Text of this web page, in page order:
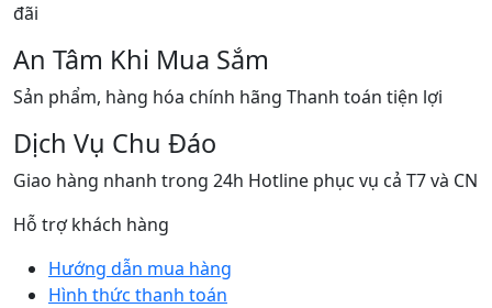
đãi
An Tâm Khi Mua Sắm
Sản phẩm, hàng hóa chính hãng Thanh toán tiện lợi
Dịch Vụ Chu Đáo
Giao hàng nhanh trong 24h Hotline phục vụ cả T7 và CN
Hỗ trợ khách hàng
Hướng dẫn mua hàng
Hình thức thanh toán